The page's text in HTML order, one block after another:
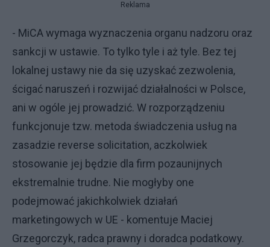
Reklama
- MiCA wymaga wyznaczenia organu nadzoru oraz
sankcji w ustawie. To tylko tyle i aż tyle. Bez tej
lokalnej ustawy nie da się uzyskać zezwolenia,
ścigać naruszeń i rozwijać działalności w Polsce,
ani w ogóle jej prowadzić. W rozporządzeniu
funkcjonuje tzw. metoda świadczenia usług na
zasadzie reverse solicitation, aczkolwiek
stosowanie jej będzie dla firm pozaunijnych
ekstremalnie trudne. Nie mogłyby one
podejmować jakichkolwiek działań
marketingowych w UE - komentuje Maciej
Grzegorczyk, radca prawny i doradca podatkowy.